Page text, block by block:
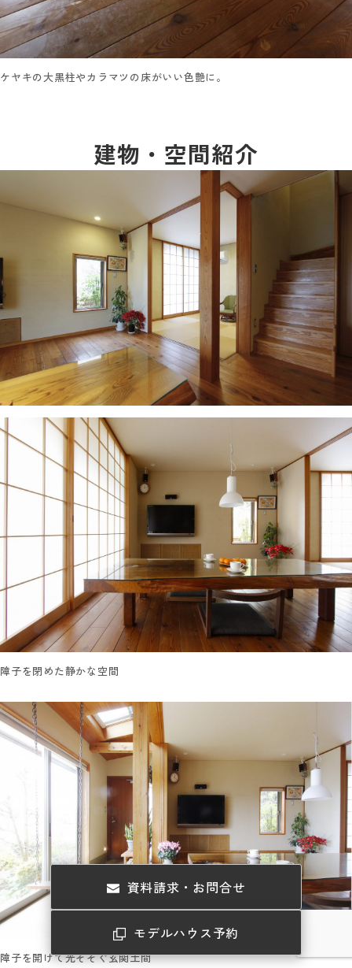
ケヤキの大黒柱やカラマツの床がいい色艶に。
建物・空間紹介
障子を閉めた静かな空間
障子を開けて光そそぐ玄関土間
資料請求・お問合せ
モデルハウス予約